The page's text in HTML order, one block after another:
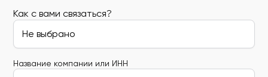
Как с вами связаться?
Название компании или ИНН